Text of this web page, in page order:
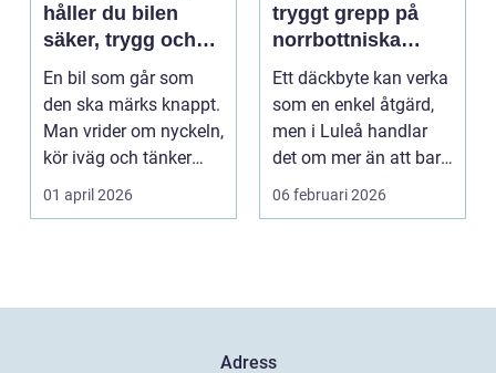
håller du bilen
säker, trygg och
ekonomisk
En bil som går som
den ska märks knappt.
Man vrider om nyckeln,
kör iväg och tänker
inte mer på det....
01 april 2026
tryggt grepp på
norrbottniska
vägar
Ett däckbyte kan verka
som en enkel åtgärd,
men i Luleå handlar
det om mer än att bara
byta gummi mo...
06 februari 2026
Adress